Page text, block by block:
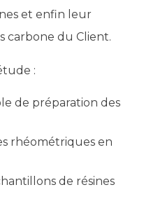
et enfin leur
carbone du Client.
:
de préparation des
rhéométriques en
de résines